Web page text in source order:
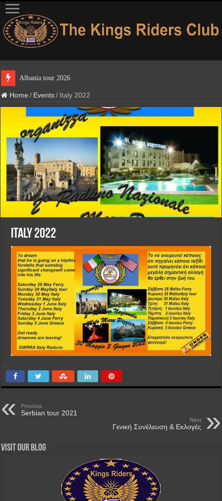
Albania tour 2026
Home / Events / Italy 2022
Italy 2022
Previous
Serbian tour 2021
Next
Γενική Συνέλευση & Εκλογές
Visit our Blog